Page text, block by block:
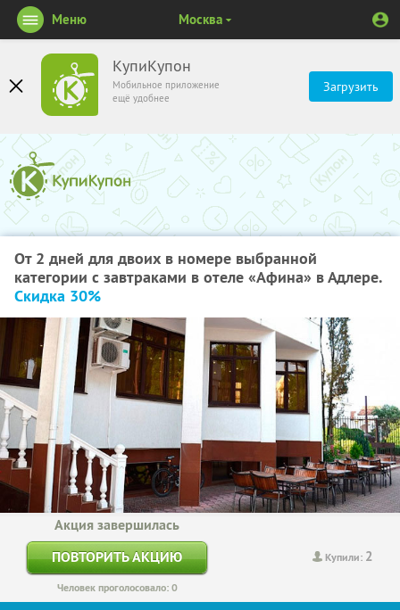
КупиКупон
Мобильное приложение
ещё удобнее
Загрузить
Меню Москва
От 2 дней для двоих в номере выбранной
категории с завтраками в отеле «Афина» в Адлере.
Скидка 30%
Купили: 2
Акция завершилась
ПОВТОРИТЬ АКЦИЮ
Человек проголосовало: 0